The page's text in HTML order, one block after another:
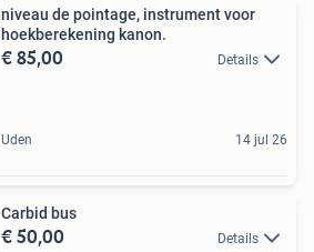
niveau de pointage, instrument voor
hoekberekening kanon.
€ 85,00 Details
Uden 14 jul 26
Carbid bus
€ 50,00 Details